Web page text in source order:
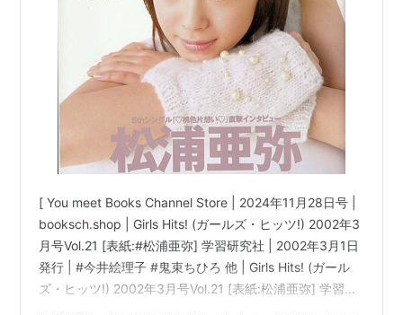
[ You meet Books Channel Store | 2024年11月28日号 |
booksch.shop | Girls Hits! (ガールズ・ヒッツ!) 2002年3
月号Vol.21 [表紙:#松浦亜弥] 学習研究社 | 2002年3月1日
発行 | #今井絵理子 #鬼束ちひろ 他 | Girls Hits! (ガール
ズ・ヒッツ!) 2002年3月号Vol.21 [表紙:松浦亜弥] 学習研